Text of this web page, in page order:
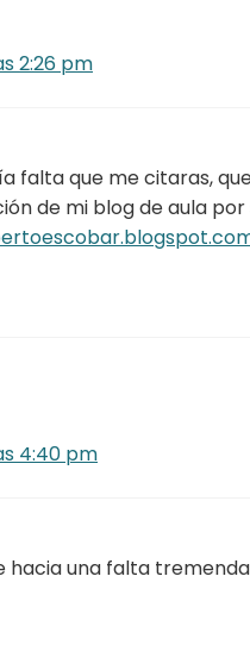
2:26 pm
falta que me citaras,
de mi blog de aula
4:40 pm
hacia una falta